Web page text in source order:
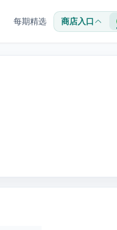
每期精选 商店入口